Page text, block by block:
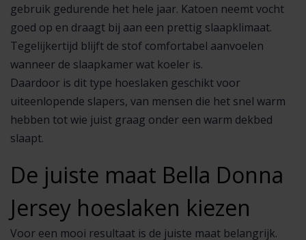
gebruik gedurende het hele jaar. Katoen neemt vocht
goed op en draagt bij aan een prettig slaapklimaat.
Tegelijkertijd blijft de stof comfortabel aanvoelen
wanneer de slaapkamer wat koeler is.
Daardoor is dit type hoeslaken geschikt voor
uiteenlopende slapers, van mensen die het snel warm
hebben tot wie juist graag onder een warm dekbed
slaapt.
De juiste maat Bella Donna
Jersey hoeslaken kiezen
Voor een mooi resultaat is de juiste maat belangrijk.